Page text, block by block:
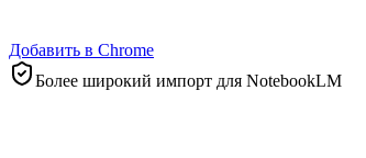
Добавить в Chrome
Более широкий импорт для NotebookLM